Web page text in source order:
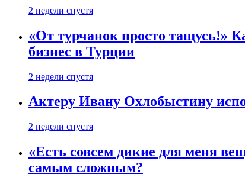
2 недели спустя
«От турчанок просто тащусь!»
бизнес в Турции
2 недели спустя
Актеру Ивану Охлобыстину
2 недели спустя
«Есть совсем дикие для меня
самым сложным?